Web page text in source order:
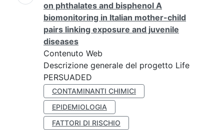
on phthalates and bisphenol A
biomonitoring in Italian mother-child
pairs linking exposure and juvenile
diseases
Contenuto Web
Descrizione generale del progetto Life
PERSUADED
CONTAMINANTI CHIMICI
EPIDEMIOLOGIA
FATTORI DI RISCHIO